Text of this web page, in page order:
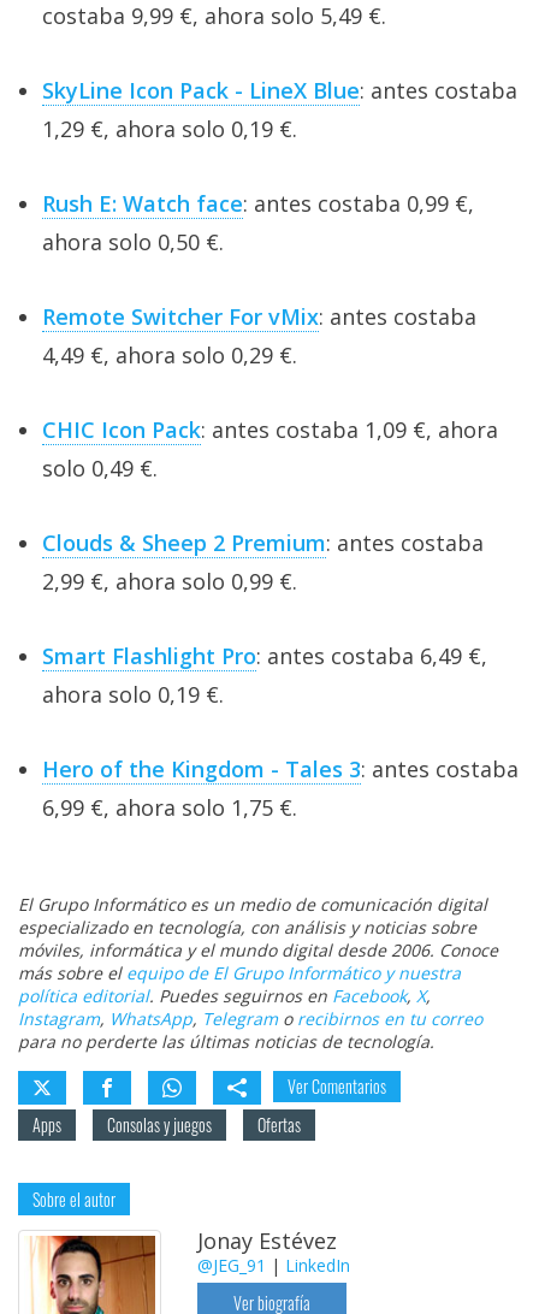
costaba 9,99 €, ahora solo 5,49 €.
SkyLine Icon Pack - LineX Blue: antes costaba
1,29 €, ahora solo 0,19 €.
Rush E: Watch face: antes costaba 0,99 €,
ahora solo 0,50 €.
Remote Switcher For vMix: antes costaba
4,49 €, ahora solo 0,29 €.
CHIC Icon Pack: antes costaba 1,09 €, ahora
solo 0,49 €.
Clouds & Sheep 2 Premium: antes costaba
2,99 €, ahora solo 0,99 €.
Smart Flashlight Pro: antes costaba 6,49 €,
ahora solo 0,19 €.
Hero of the Kingdom - Tales 3: antes costaba
6,99 €, ahora solo 1,75 €.
El Grupo Informático es un medio de comunicación digital
especializado en tecnología, con análisis y noticias sobre
móviles, informática y el mundo digital desde 2006. Conoce
más sobre el equipo de El Grupo Informático y nuestra
política editorial. Puedes seguirnos en Facebook, X,
Instagram, WhatsApp, Telegramo recibirnos en tu correo
para no perderte las últimas noticias de tecnología.
Ver Comentarios
Apps
Consolas y juegos Ofertas
Sobre el autor
Jonay Estévez
@JEG_91 | LinkedIn
Ver biografía